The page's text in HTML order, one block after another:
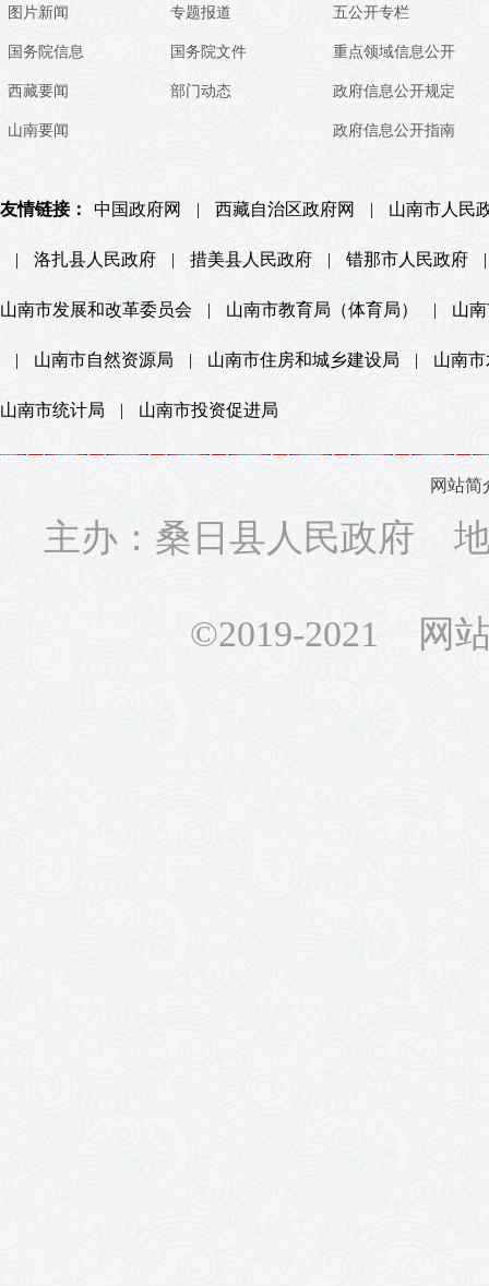
图片新闻
国务院信息
西藏要闻
山南要闻
专题报道
国务院文件
部门动态
五公开专栏
重点领域信息公开
政府信息公开规定
政府信息公开指南
友情链接： 中国政府网 | 西藏自治区政府网 | 山南市人民
| 洛扎县人民政府 | 措美县人民政府 | 错那市人民政府 |
山南市发展和改革委员会 | 山南市教育局（体育局） | 山
| 山南市自然资源局 | 山南市住房和城乡建设局 | 山南
山南市统计局 | 山南市投资促进局
网站简
主办：桑日县人民政府
©2019-2021 网